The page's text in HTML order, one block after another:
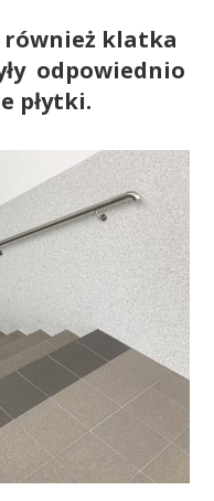
również klatka
odpowiednio
płytki.